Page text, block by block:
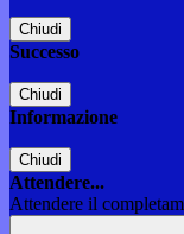
Chiudi
Successo
Chiudi
Informazione
Chiudi
Attendere...
Attendere il